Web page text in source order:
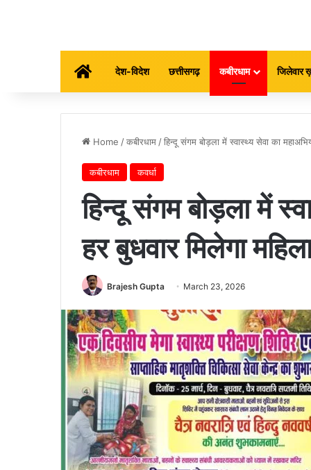
होम देश-विदेश छत्तीसगढ़ कबीरधाम जिलेवार
Home /कबीरधाम /हिन्दू संगम बोड़ला में स्वास्थ्य सेवा का
कबीरधाम कवर्धा
हिन्दू संगम बोड़ला में
हर बुधवार मिलेगा
Brajesh Gupta March 23, 2026